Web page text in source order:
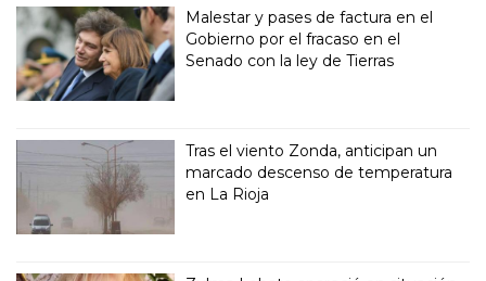
Malestar y pases de factura en el
Gobierno por el fracaso en el
Senado con la ley de Tierras
Tras el viento Zonda, anticipan un
marcado descenso de temperatura
en La Rioja